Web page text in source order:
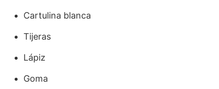
Cartulina blanca
Tijeras
Lápiz
Goma